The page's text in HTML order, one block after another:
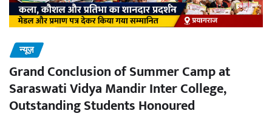
न्यूज़
Grand Conclusion of Summer Camp at
Saraswati Vidya Mandir Inter College,
Outstanding Students Honoured